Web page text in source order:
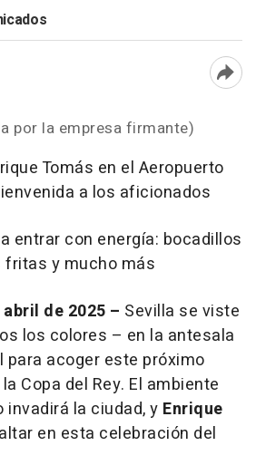
por la empresa firmante)
Tomás en el Aeropuerto
a los aficionados
entrar con energía: bocadillos
fritas y mucho más
de 2025 – Sevilla se viste
los colores – en la antesala
para acoger este próximo
Copa del Rey. El ambiente
la ciudad, y Enrique
en esta celebración del